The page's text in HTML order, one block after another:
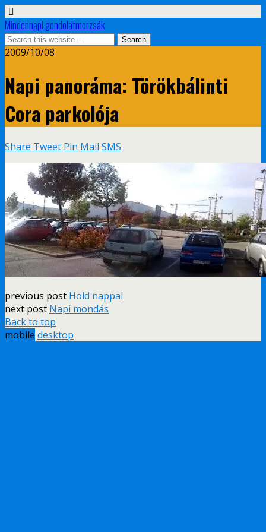
Mindennapi gondolatmorzsák
2009/10/08
Napi panoráma: Törökbálinti
Cora parkolója
Share Tweet Pin Mail SMS
previous post Hold nappal
next post Napi mondás
Back to top
mobile desktop